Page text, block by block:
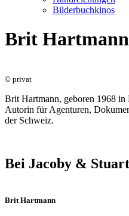
Bilderbuchkinos
Brit Hartmann
© privat
Brit Hartmann, geboren 1968
Autorin für Agenturen,
der Schweiz.
Bei Jacoby &
Brit Hartmann